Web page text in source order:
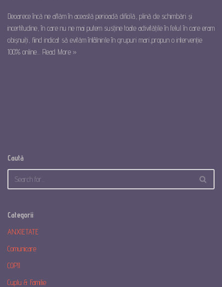
Deoarece încă ne aflăm în această perioadă dificilă, plină de schimbări și
incertitudine, în care nu ne mai putem susține toate activitățile în felul în care eram
obișnuiți, fiind indicat să evităm întâlnirile în grupuri mari,propun o intervenție
100% online… Read More »
Caută
Categorii
ANXIETATE
Comunicare
COPII
Cuplu & Familie